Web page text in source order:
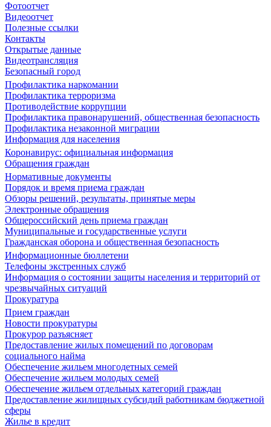
Фотоотчет
Видеоотчет
Полезные ссылки
Контакты
Открытые данные
Видеотрансляция
Безопасный город
Профилактика наркомании
Профилактика терроризма
Противодействие коррупции
Профилактика правонарушений, общественная безопасность
Профилактика незаконной миграции
Информация для населения
Коронавирус: официальная информация
Обращения граждан
Нормативные документы
Порядок и время приема граждан
Обзоры решений, результаты, принятые меры
Электронные обращения
Общероссийский день приема граждан
Муниципальные и государственные услуги
Гражданская оборона и общественная безопасность
Информационные бюллетени
Телефоны экстренных служб
Информация о состоянии защиты населения и территорий от
чрезвычайных ситуаций
Прокуратура
Прием граждан
Новости прокуратуры
Прокурор разъясняет
Предоставление жилых помещений по договорам
социального найма
Обеспечение жильем многодетных семей
Обеспечение жильем молодых семей
Обеспечение жильем отдельных категорий граждан
Предоставление жилищных субсидий работникам бюджетной
сферы
Жилье в кредит